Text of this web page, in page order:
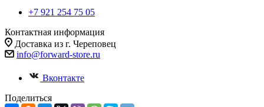
+7 921 254 75 05
Контактная информация
Доставка из г. Череповец
info@forward-store.ru
Вконтакте
Поделиться